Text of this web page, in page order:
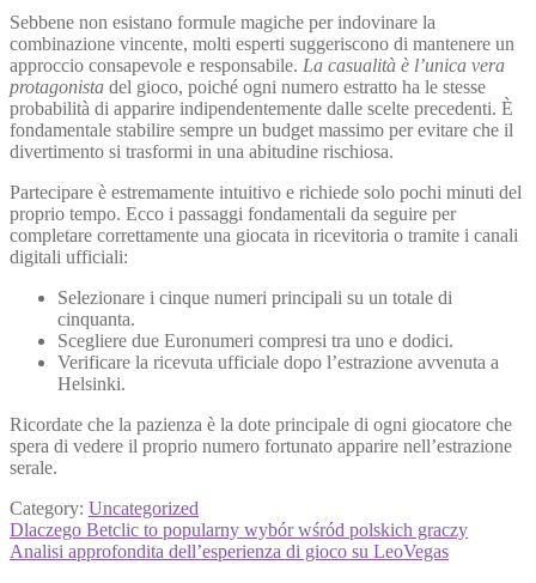
Sebbene non esistano formule magiche per indovinare la
combinazione vincente, molti esperti suggeriscono di mantenere un
approccio consapevole e responsabile. La casualità è l’unica vera
protagonista del gioco, poiché ogni numero estratto ha le stesse
probabilità di apparire indipendentemente dalle scelte precedenti. È
fondamentale stabilire sempre un budget massimo per evitare che il
divertimento si trasformi in una abitudine rischiosa.
Partecipare è estremamente intuitivo e richiede solo pochi minuti del
proprio tempo. Ecco i passaggi fondamentali da seguire per
completare correttamente una giocata in ricevitoria o tramite i canali
digitali ufficiali:
Selezionare i cinque numeri principali su un totale di
cinquanta.
Scegliere due Euronumeri compresi tra uno e dodici.
Verificare la ricevuta ufficiale dopo l’estrazione avvenuta a
Helsinki.
Ricordate che la pazienza è la dote principale di ogni giocatore che
spera di vedere il proprio numero fortunato apparire nell’estrazione
serale.
Category: Uncategorized
Post
navigation
Previous
post:
Dlaczego Betclic to popularny wybór wśród polskich graczy
Next
Analisi approfondita dell’esperienza di gioco su LeoVegas